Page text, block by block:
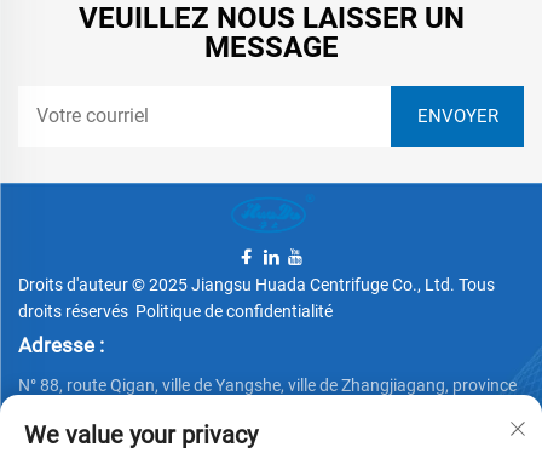
VEUILLEZ NOUS LAISSER UN
MESSAGE
Droits d'auteur © 2025 Jiangsu Huada Centrifuge Co., Ltd. Tous
droits réservés Politique de confidentialité
Adresse :
N° 88, route Qigan, ville de Yangshe, ville de Zhangjiagang, province
We value your privacy